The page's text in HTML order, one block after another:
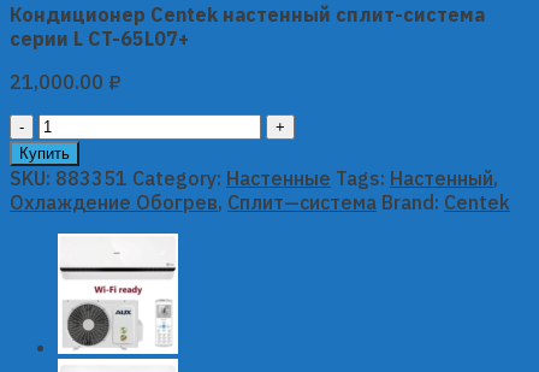
Кондиционер Centek настенный сплит-система
серии L CT-65L07+
21,000.00 ₽
Кондиционер
Centek
настенный
сплит-
система
65L07+
quantity
Купить
SKU: 883351 Category: Настенные Tags: Настенный,
Охлаждение Обогрев, Сплит—система Brand: Centek